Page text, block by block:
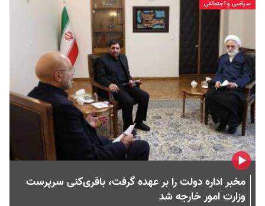
سیاسی و اجتماعی
مخبر اداره دولت را بر عهده گرفت، باقری‌کنی سرپرست
وزارت امور خارجه شد